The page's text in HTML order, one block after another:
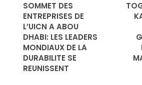
SOMMET DES
ENTREPRISES DE
L’UICN A ABOU
DHABI: LES LEADERS
MONDIAUX DE LA
DURABILITE SE
REUNISSENT